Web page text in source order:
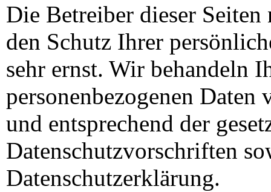
Die Betreiber dieser Seiten
den Schutz Ihrer
sehr ernst. Wir behandeln
personenbezogenen Daten
und entsprechend der
Datenschutzvorschriften
Datenschutzerklärung.